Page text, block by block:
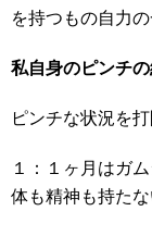
を持つもの自力
私自身のピンチ
ピンチな状況を
１：１ヶ月はガ
体も精神も持たな